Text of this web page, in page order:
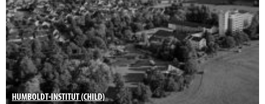
HUMBOLDT-INSTITUT (CHILD)